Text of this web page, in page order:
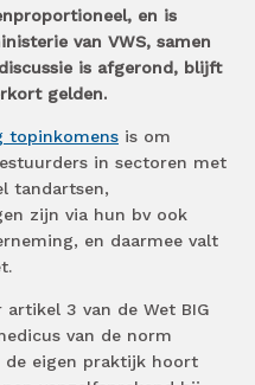
en is
van VWS, samen
is afgerond, blijft
gelden.
topinkomens is om
in sectoren met
tandartsen,
zijn via hun bv ook
en daarmee valt
3 van de Wet BIG
van de norm
de eigen praktijk hoort